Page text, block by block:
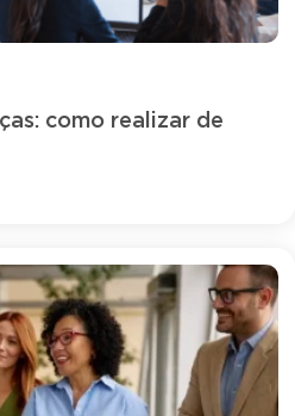
como realizar de